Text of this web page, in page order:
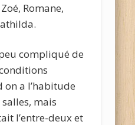
Romane,
compliqué de
a l’habitude
mais
l’entre-deux et